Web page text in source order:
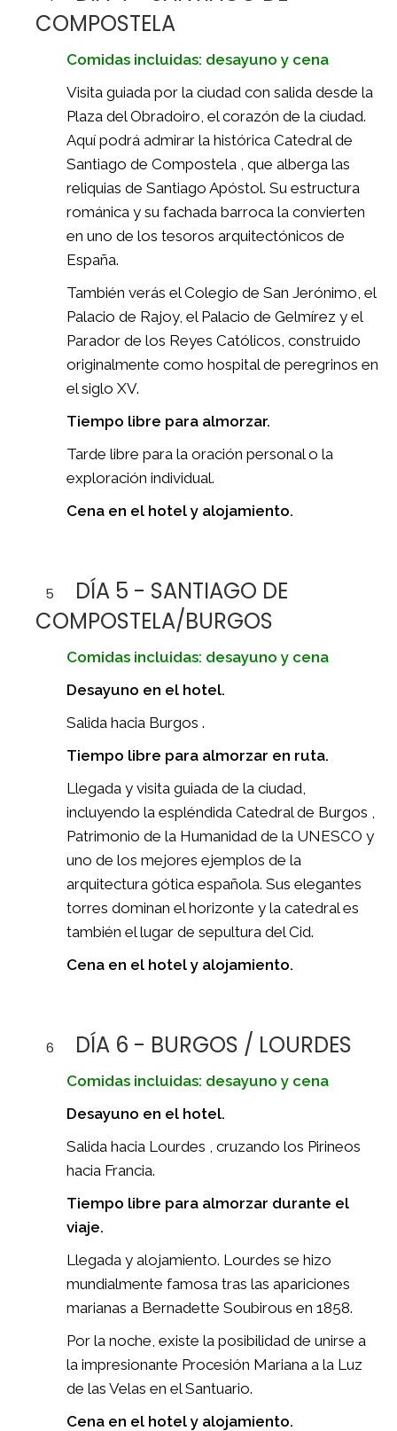
COMPOSTELA
Comidas incluidas: desayuno y cena
Visita guiada por la ciudad con salida desde la
Plaza del Obradoiro, el corazón de la ciudad.
Aquí podrá admirar la histórica Catedral de
Santiago de Compostela , que alberga las
reliquias de Santiago Apóstol. Su estructura
románica y su fachada barroca la convierten
en uno de los tesoros arquitectónicos de
España.
También verás el Colegio de San Jerónimo, el
Palacio de Rajoy, el Palacio de Gelmírez y el
Parador de los Reyes Católicos, construido
originalmente como hospital de peregrinos en
el siglo XV.
Tiempo libre para almorzar.
Tarde libre para la oración personal o la
exploración individual.
Cena en el hotel y alojamiento.
5
DÍA 5 - SANTIAGO DE
COMPOSTELA/BURGOS
Comidas incluidas: desayuno y cena
Desayuno en el hotel.
Salida hacia Burgos .
Tiempo libre para almorzar en ruta.
Llegada y visita guiada de la ciudad,
incluyendo la espléndida Catedral de Burgos ,
Patrimonio de la Humanidad de la UNESCO y
uno de los mejores ejemplos de la
arquitectura gótica española. Sus elegantes
torres dominan el horizonte y la catedral es
también el lugar de sepultura del Cid.
Cena en el hotel y alojamiento.
6 DÍA 6 - BURGOS / LOURDES
Comidas incluidas: desayuno y cena
Desayuno en el hotel.
Salida hacia Lourdes , cruzando los Pirineos
hacia Francia.
Tiempo libre para almorzar durante el
viaje.
Llegada y alojamiento. Lourdes se hizo
mundialmente famosa tras las apariciones
marianas a Bernadette Soubirous en 1858.
Por la noche, existe la posibilidad de unirse a
la impresionante Procesión Mariana a la Luz
de las Velas en el Santuario.
Cena en el hotel y alojamiento.